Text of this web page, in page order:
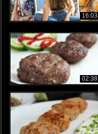
16:03
02:38